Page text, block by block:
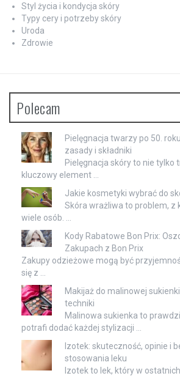
Styl życia i kondycja skóry
Typy cery i potrzeby skóry
Uroda
Zdrowie
Polecam
Pielęgnacja twarzy po 50.
zasady i składniki
Pielęgnacja skóry to nie tylko
kluczowy element …
Jakie kosmetyki wybrać do
Skóra wrażliwa to problem, z
wiele osób. …
Kody Rabatowe Bon Prix:
Zakupach z Bon Prix
Zakupy odzieżowe mogą być
się z …
Makijaż do malinowej
techniki
Malinowa sukienka to
potrafi dodać każdej stylizacji …
Izotek: skuteczność, opinie i
stosowania leku
Izotek to lek, który w